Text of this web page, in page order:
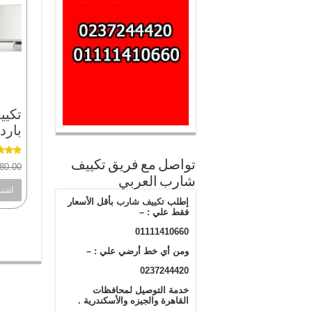
تم
تواصل مع فريق تكييف
شارب العربي
إطلب تكييف شارب بأقل الأسعار
فقط علي : –
01111410660
ومن أي خط أرضي علي : –
0237244420
خدمة التوصيل لمحافظات
القاهرة والجيزه والأسكندرية .